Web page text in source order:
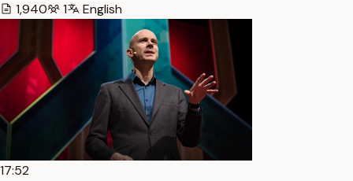
1,940
1 English
17:52